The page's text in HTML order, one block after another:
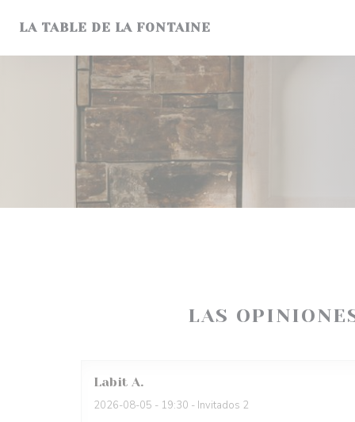
LA TABLE DE LA FONTAINE
LAS
Labit A
2026-08-05 - 19:30 - Invitados 2